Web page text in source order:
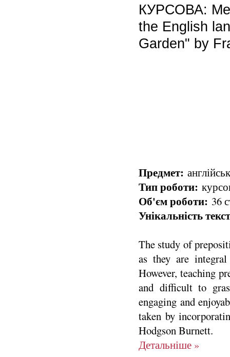
КУРСОВА:
the English
Garden" by
Предмет:
Тип роботи:
Об'єм роботи: 36
Унікальність
The study of
as they are
However, teaching
and difficult to
engaging and
taken by
Hodgson Burnett.
Детальніше »